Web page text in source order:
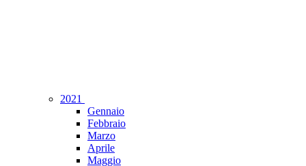
2021
Gennaio
Febbraio
Marzo
Aprile
Maggio